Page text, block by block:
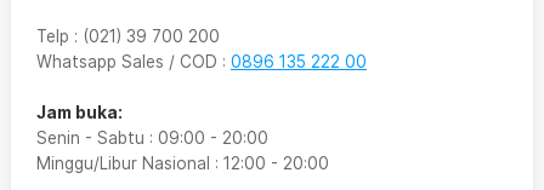
Telp : (021) 39 700 200
Whatsapp Sales / COD : 0896 135 222 00
Jam buka:
Senin - Sabtu : 09:00 - 20:00
Minggu/Libur Nasional : 12:00 - 20:00